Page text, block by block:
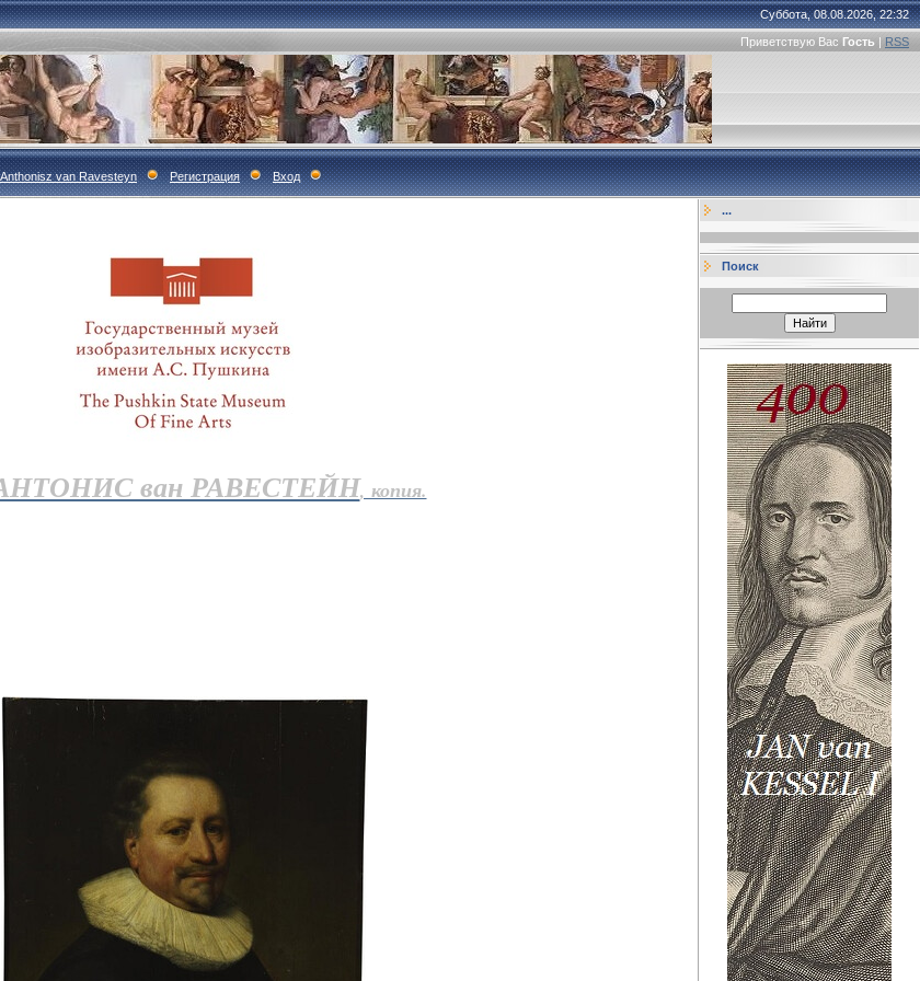
Суббота, 08.08.2026, 22:32
Приветствую Вас Гость | RSS
van Ravesteyn Регистрация Вход
ван РАВЕСТЕЙН, копия.
...
Поиск